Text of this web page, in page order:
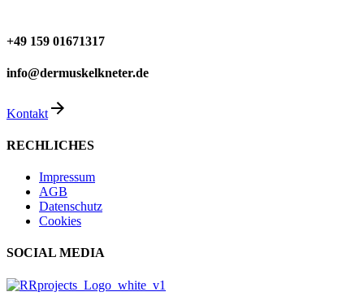
+49 159 01671317
info@dermuskelkneter.de
Kontakt
RECHLICHES
Impressum
AGB
Datenschutz
Cookies
SOCIAL MEDIA